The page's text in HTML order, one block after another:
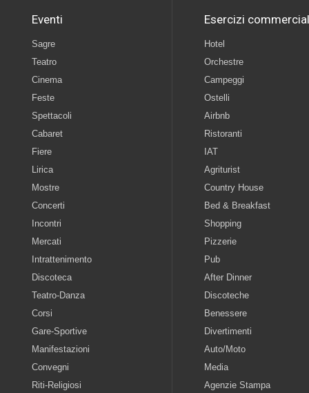
Eventi
Sagre
Teatro
Cinema
Feste
Spettacoli
Cabaret
Fiere
Lirica
Mostre
Concerti
Incontri
Mercati
Intrattenimento
Discoteca
Teatro-Danza
Corsi
Gare-Sportive
Manifestazioni
Convegni
Riti-Religiosi
Esercizi
Hotel
Orchestre
Campeggi
Ostelli
Airbnb
Ristoranti
IAT
Agriturist
Country House
Bed & Breakfast
Shopping
Pizzerie
Pub
After Dinner
Discoteche
Benessere
Divertimenti
Auto/Moto
Media
Agenzie Stampa